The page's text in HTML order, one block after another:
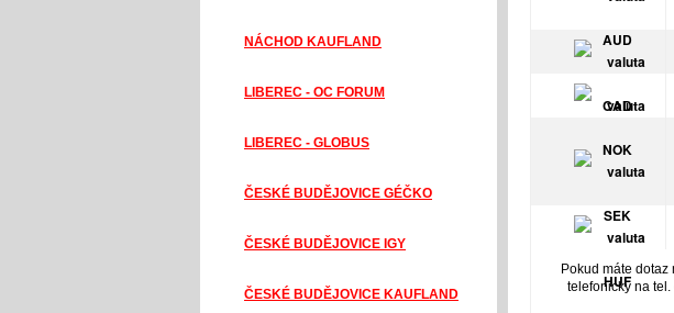
NÁCHOD KAUFLAND
LIBEREC - OC FORUM
LIBEREC - GLOBUS
ČESKÉ BUDĚJOVICE GÉČKO
ČESKÉ BUDĚJOVICE IGY
ČESKÉ BUDĚJOVICE KAUFLAND
Pokud máte
telefonicky na tel.